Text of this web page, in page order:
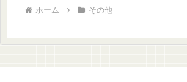
ホーム その他